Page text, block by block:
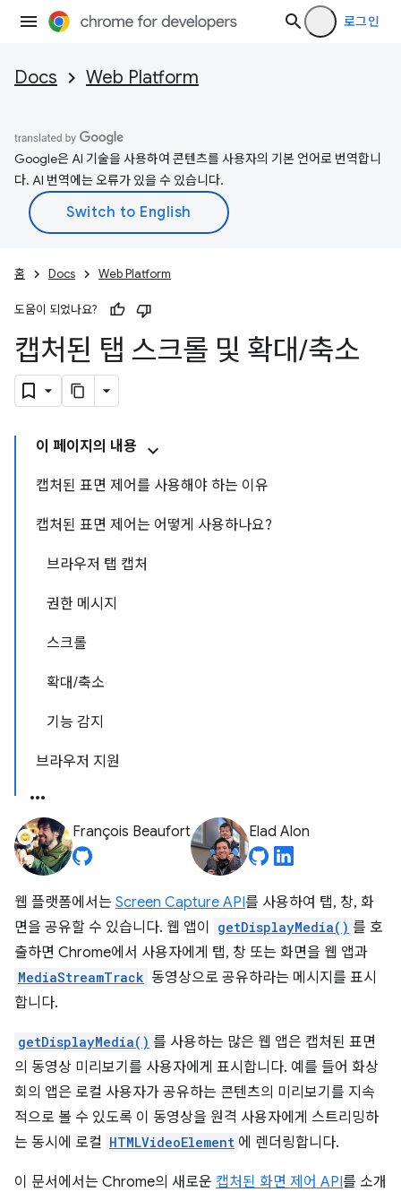
로그인
Docs Web Platform
Google은 AI 기술을 사용하여 콘텐츠를 사용자의 기본 언어로 번역합니
다. AI 번역에는 오류가 있을 수 있습니다.
홈 Docs Web Platform
도움이 되었나요?
캡처된 탭 스크롤 및 확대/축소
이 페이지의 내용
캡처된 표면 제어를 사용해야 하는 이유
캡처된 표면 제어는 어떻게 사용하나요?
브라우저 탭 캡처
권한 메시지
스크롤
확대/축소
기능 감지
브라우저 지원
François Beaufort Elad Alon
웹 플랫폼에서는 Screen Capture API를 사용하여 탭, 창, 화
면을 공유할 수 있습니다. 웹 앱이
getDisplayMedia() 를 호
출하면 Chrome에서 사용자에게 탭, 창 또는 화면을 웹 앱과
MediaStreamTrack 동영상으로 공유하라는 메시지를 표시
합니다.
getDisplayMedia() 를 사용하는 많은 웹 앱은 캡처된 표면
의 동영상 미리보기를 사용자에게 표시합니다. 예를 들어 화상
회의 앱은 로컬 사용자가 공유하는 콘텐츠의 미리보기를 지속
적으로 볼 수 있도록 이 동영상을 원격 사용자에게 스트리밍하
는 동시에 로컬 HTMLVideoElement 에 렌더링합니다.
이 문서에서는 Chrome의 새로운 캡처된 화면 제어 API를 소개